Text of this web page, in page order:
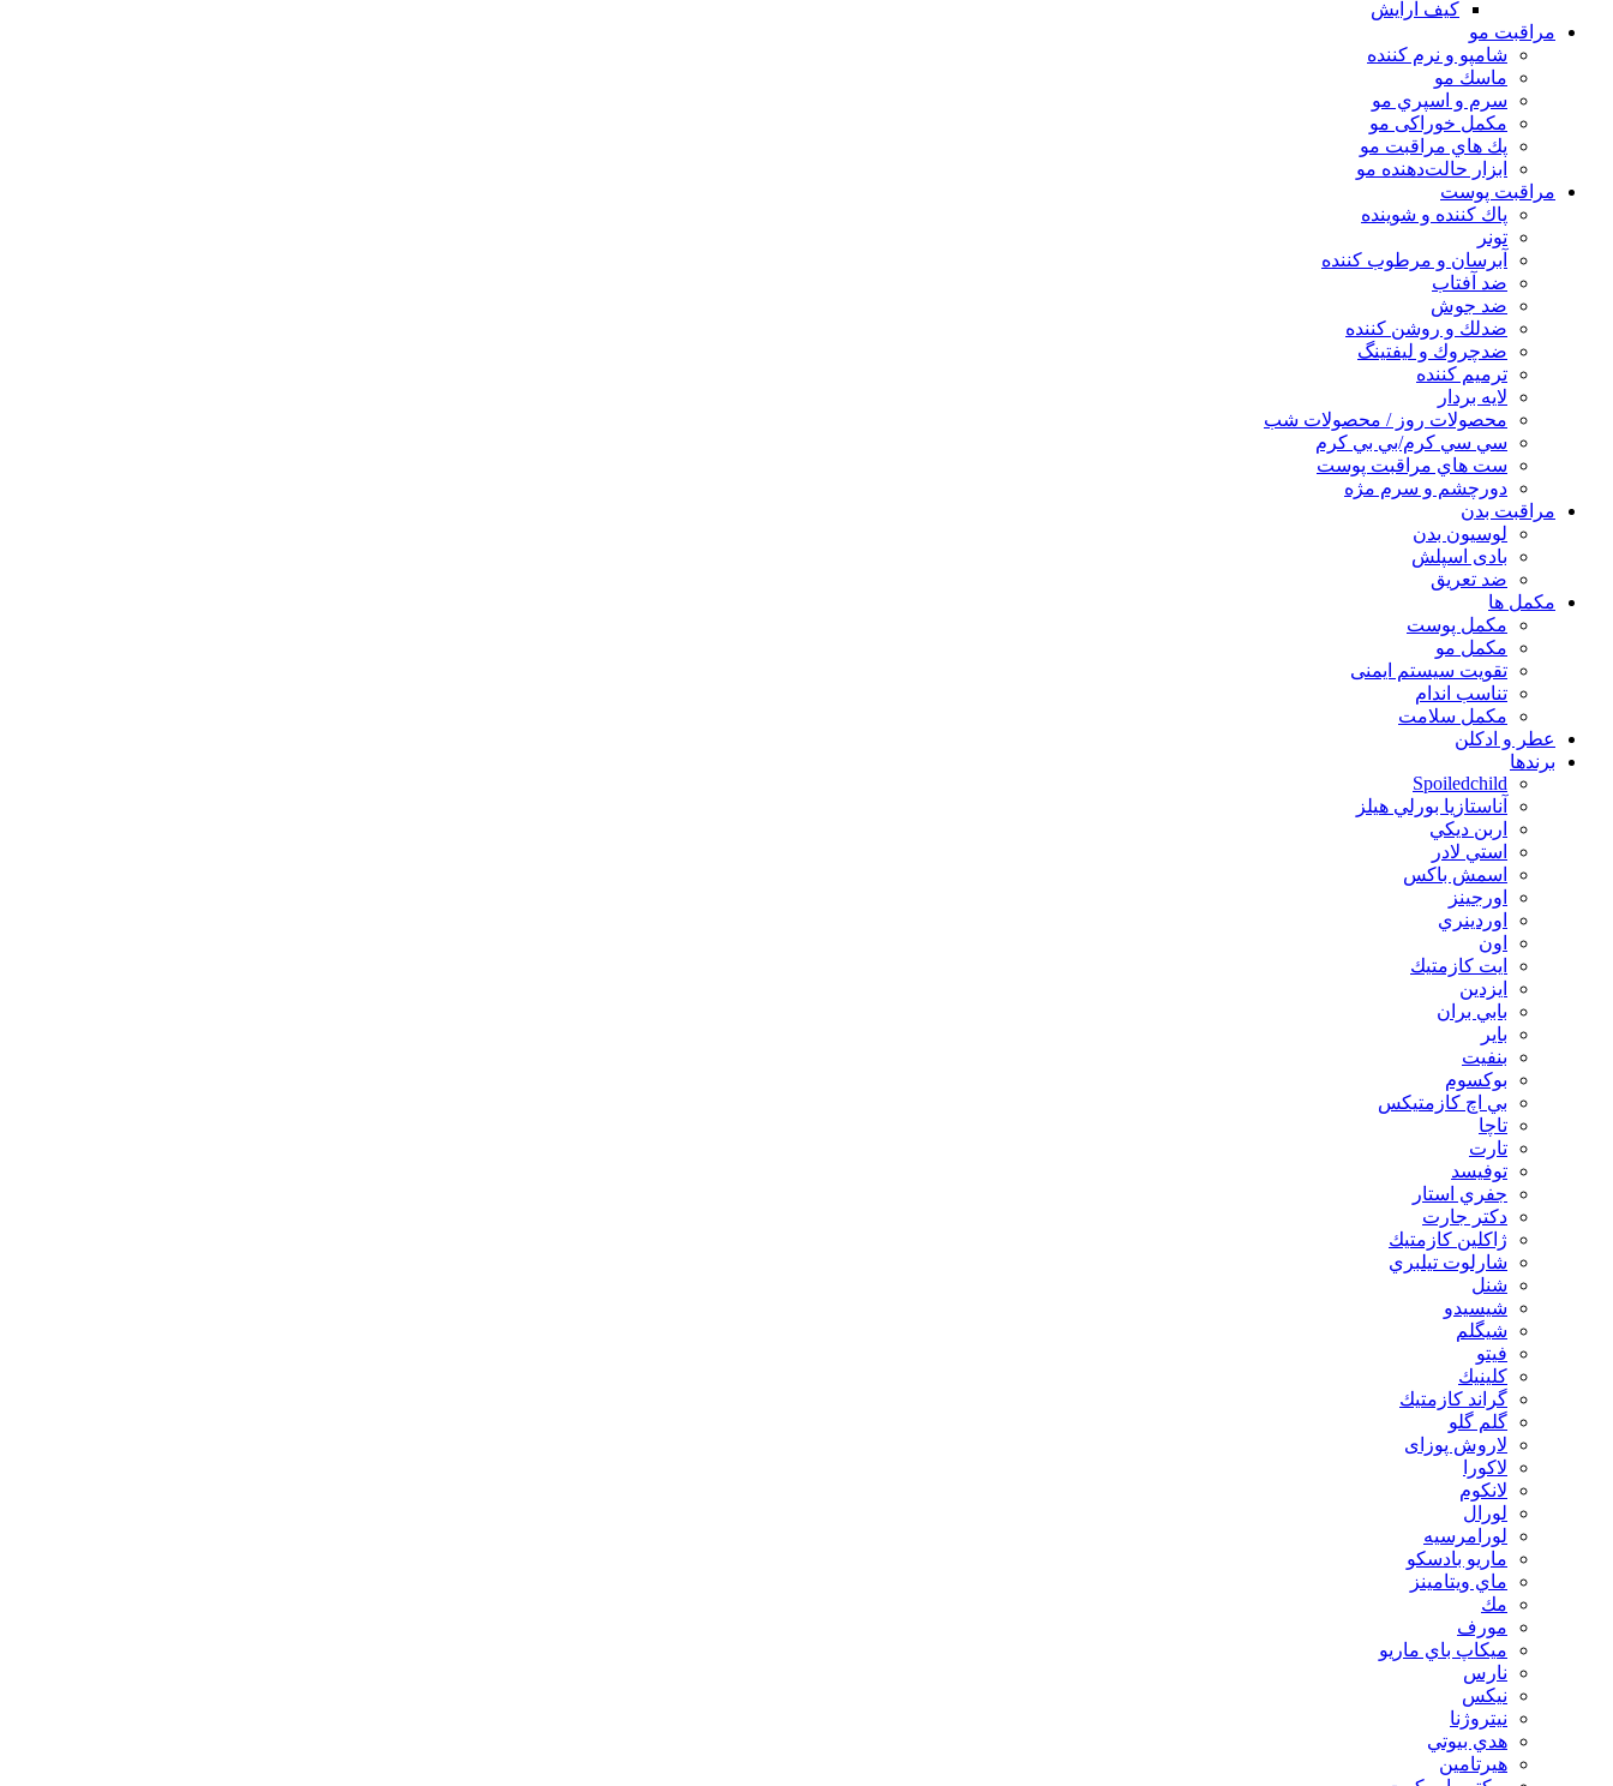
کیف آرایش
مراقبت مو
شامپو و نرم كننده
ماسك مو
سرم و اسپري مو
مكمل خوراكی مو
پك هاي مراقبت مو
ابزار حالت‌دهنده مو
مراقبت پوست
پاك كننده و شوينده
تونر
آبرسان و مرطوب كننده
ضد آفتاب
ضد جوش
ضدلك و روشن كننده
ضدچروك و ليفتينگ
ترميم كننده
لايه بردار
محصولات روز / محصولات شب
سي سي كرم/بي بي كرم
ست هاي مراقبت پوست
دورچشم و سرم مژه
مراقبت بدن
لوسیون بدن
بادی اسپلش
ضد تعریق
مكمل ها
مکمل پوست
مکمل مو
تقویت سیستم ایمنی
تناسب اندام
مکمل سلامت
عطر و ادکلن
برندها
Spoiledchild
آناستازيا بورلي هيلز
اربن ديكي
استي لادر
اسمش باكس
اورجينز
اوردينري
اون
ايت كازمتيك
ايزدين
بابي بران
بایر
بنفيت
بوكسوم
بي اچ كازمتيكس
تاچا
تارت
توفيسد
جفري استار
دكتر جارت
ژاكلين كازمتيك
شارلوت تيلبري
شنل
شيسيدو
شیگلم
فيتو
كلينيك
گراند كازمتيك
گلم گلو
لاروش پوزای
لاكورا
لانكوم
لورال
لورامرسيه
ماريو بادسكو
ماي ويتامينز
مك
مورف
ميكاپ باي ماريو
نارس
نيكس
نیتروژنا
هدي بيوتي
هیرتامین